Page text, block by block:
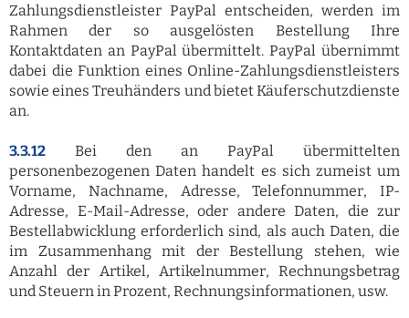
Zahlungsdienstleister PayPal entscheiden, werden im
Rahmen der so ausgelösten Bestellung Ihre
Kontaktdaten an PayPal übermittelt. PayPal übernimmt
dabei die Funktion eines Online-Zahlungsdienstleisters
sowie eines Treuhänders und bietet Käuferschutzdienste
an.
3.3.12 Bei den an PayPal übermittelten
personenbezogenen Daten handelt es sich zumeist um
Vorname, Nachname, Adresse, Telefonnummer, IP-
Adresse, E-Mail-Adresse, oder andere Daten, die zur
Bestellabwicklung erforderlich sind, als auch Daten, die
im Zusammenhang mit der Bestellung stehen, wie
Anzahl der Artikel, Artikelnummer, Rechnungsbetrag
und Steuern in Prozent, Rechnungsinformationen, usw.